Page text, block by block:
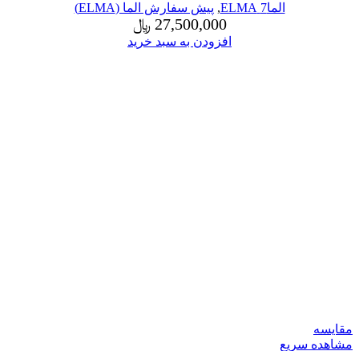
الما7 ELMA , پیش سفارش الما (ELMA)
27,500,000 ﷼
افزودن به سبد خرید
مقایسه
مشاهده سریع